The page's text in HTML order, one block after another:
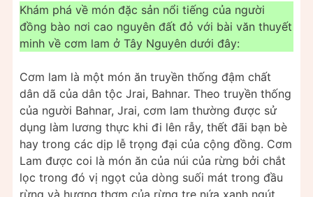
Khám phá về món đặc sản nổi tiếng của người
đồng bào nơi cao nguyên đất đỏ với bài văn thuyết
minh về cơm lam ở Tây Nguyên dưới đây:
Cơm lam là một món ăn truyền thống đậm chất
dân dã của dân tộc Jrai, Bahnar. Theo truyền thống
của người Bahnar, Jrai, cơm lam thường được sử
dụng làm lương thực khi đi lên rẫy, thết đãi bạn bè
hay trong các dịp lễ trọng đại của cộng đồng. Cơm
Lam được coi là món ăn của núi của rừng bởi chắt
lọc trong đó vị ngọt của dòng suối mát trong đầu